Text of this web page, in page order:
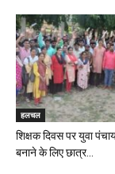
हलचल
शिक्षक दिवस पर युवा
बनाने के लिए छात्र...